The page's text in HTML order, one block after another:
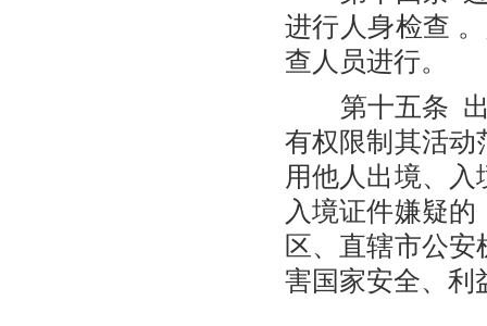
进行人身检查
查人员进行。
第十五条 出
有权限制其活动
用他人出境、
入境证件嫌疑
区、直辖市公
害国家安全、利